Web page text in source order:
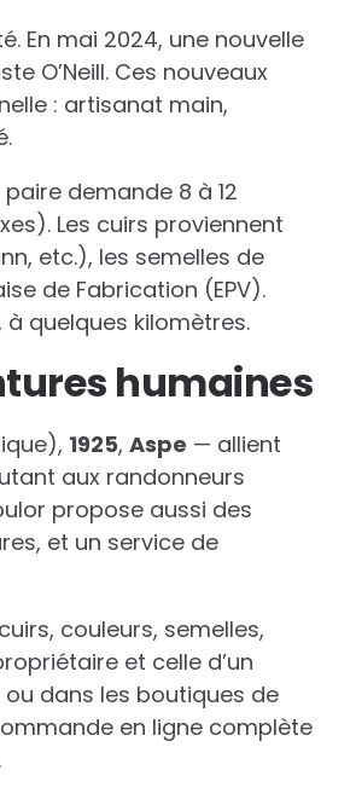
En mai 2024, une nouvelle
O’Neill. Ces nouveaux
: artisanat main,
demande 8 à 12
Les cuirs proviennent
etc.), les semelles de
de Fabrication (EPV).
quelques kilomètres.
humaines
1925, Aspe — allient
aux randonneurs
propose aussi des
et un service de
couleurs, semelles,
et celle d’un
dans les boutiques de
en ligne complète